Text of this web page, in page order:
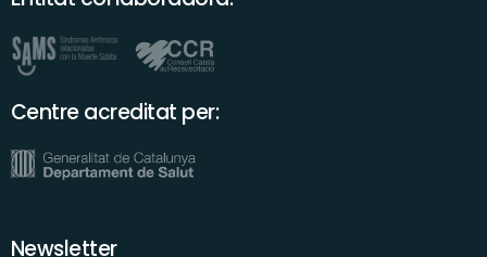
Centre acreditat per:
Newsletter